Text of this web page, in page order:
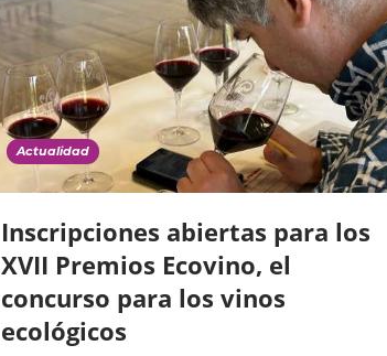
Actualidad
Inscripciones abiertas para los
XVII Premios Ecovino, el
concurso para los vinos
ecológicos